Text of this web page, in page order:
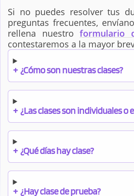
Si no puedes resolver tus
preguntas frecuentes,
rellena nuestro formulario
contestaremos a la mayor
+ ¿Cómo son nuestras clases?
+ ¿Las clases son individuales o
+ ¿Qué días hay clase?
+ ¿Hay clase de prueba?